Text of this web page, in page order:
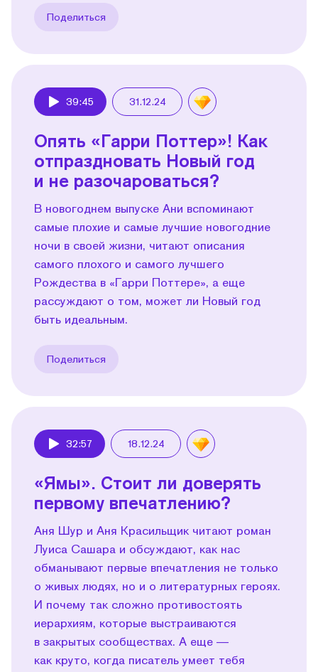
Поделиться
39:45 31.12.24
Опять «Гарри Поттер»! Как
отпраздновать Новый год
и не разочароваться?
В новогоднем выпуске Ани вспоминают
самые плохие и самые лучшие новогодние
ночи в своей жизни, читают описания
самого плохого и самого лучшего
Рождества в «Гарри Поттере», а еще
рассуждают о том, может ли Новый год
быть идеальным.
Поделиться
32:57 18.12.24
«Ямы». Стоит ли доверять
первому впечатлению?
Аня Шур и Аня Красильщик читают роман
Луиса Сашара и обсуждают, как нас
обманывают первые впечатления не только
о живых людях, но и о литературных героях.
И почему так сложно противостоять
иерархиям, которые выстраиваются
в закрытых сообществах. А еще —
как круто, когда писатель умеет тебя